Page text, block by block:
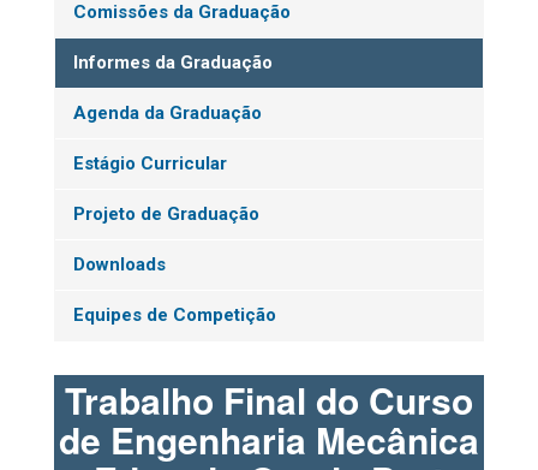
Comissões da Graduação
Informes da Graduação
Agenda da Graduação
Estágio Curricular
Projeto de Graduação
Downloads
Equipes de Competição
Trabalho Final do Curso
de Engenharia Mecânica